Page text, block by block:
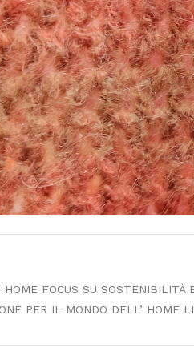
HOME FOCUS SU SOSTENIBILITÀ
PER IL MONDO DELL’ HOME